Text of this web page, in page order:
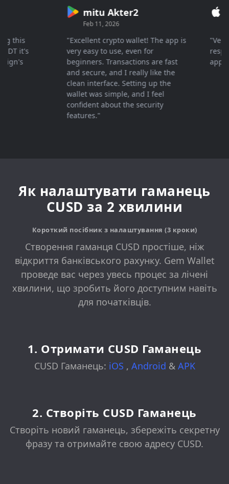
it's
mitu Akter2
Feb 11, 2026
"Excellent crypto wallet! The app is
very easy to use, even for
beginners. Transactions are fast
and secure, and I really like the
clean interface. Setting up the
wallet was simple, and I feel
confident about the security
features."
"Very
Як налаштувати гаманець
CUSD за 2 хвилини
Короткий посібник з налаштування (3 кроки)
Створення гаманця CUSD простіше, ніж
відкриття банківського рахунку. Gem Wallet
проведе вас через увесь процес за лічені
хвилини, що зробить його доступним навіть
для початківців.
1. Отримати CUSD Гаманець
CUSD Гаманець: iOS , Android & APK
2. Створіть CUSD Гаманець
Створіть новий гаманець, збережіть секретну
фразу та отримайте свою адресу CUSD.